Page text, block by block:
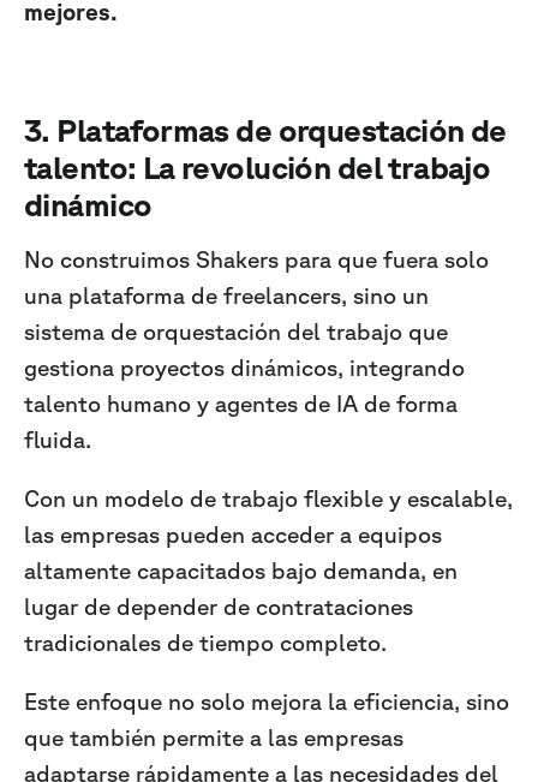
mejores.
3. Plataformas de orquestación de
talento: La revolución del trabajo
dinámico
No construimos Shakers para que fuera solo
una plataforma de freelancers, sino un
sistema de orquestación del trabajo que
gestiona proyectos dinámicos, integrando
talento humano y agentes de IA de forma
fluida.
Con un modelo de trabajo flexible y escalable,
las empresas pueden acceder a equipos
altamente capacitados bajo demanda, en
lugar de depender de contrataciones
tradicionales de tiempo completo.
Este enfoque no solo mejora la eficiencia, sino
que también permite a las empresas
adaptarse rápidamente a las necesidades del